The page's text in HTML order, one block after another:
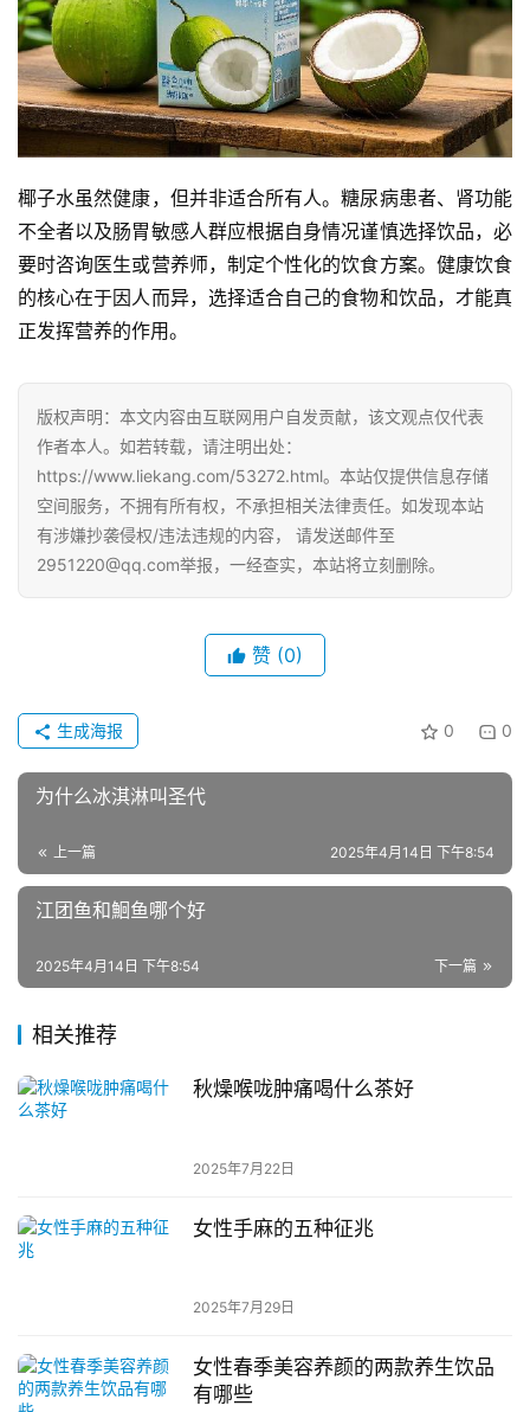
椰子水虽然健康，但并非适合所有人。糖尿病患者、肾功能
不全者以及肠胃敏感人群应根据自身情况谨慎选择饮品，必
要时咨询医生或营养师，制定个性化的饮食方案。健康饮食
的核心在于因人而异，选择适合自己的食物和饮品，才能真
正发挥营养的作用。
版权声明：本文内容由互联网用户自发贡献，该文观点仅代表
作者本人。如若转载，请注明出处：
https://www.liekang.com/53272.html。本站仅提供信息存储
空间服务，不拥有所有权，不承担相关法律责任。如发现本站
有涉嫌抄袭侵权/违法违规的内容， 请发送邮件至
2951220@qq.com举报，一经查实，本站将立刻删除。
赞 (0)
0 0
生成海报
为什么冰淇淋叫圣代
上一篇 2025年4月14日 下午8:54
江团鱼和鮰鱼哪个好
下一篇
2025年4月14日 下午8:54
相关推荐
秋燥喉咙肿痛喝什么茶好
2025年7月22日
女性手麻的五种征兆
2025年7月29日
女性春季美容养颜的两款养生饮品
有哪些